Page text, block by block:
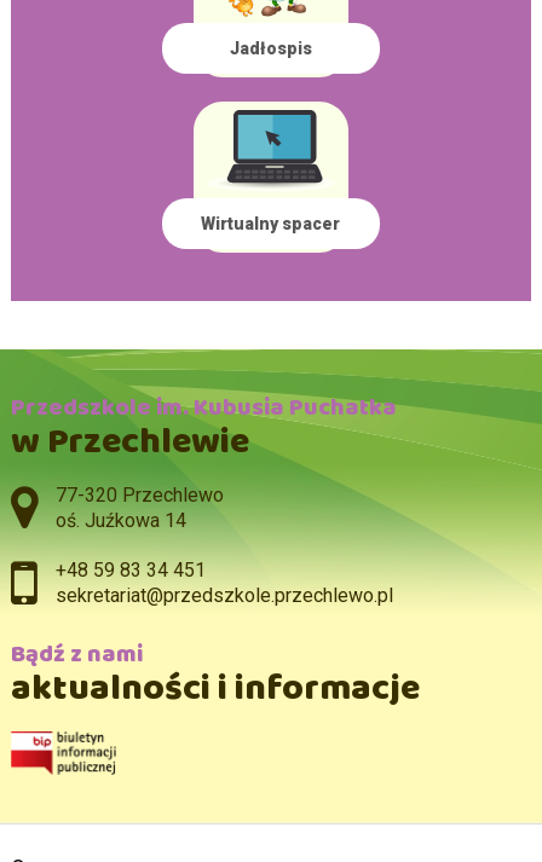
Jadłospis
Wirtualny spacer
Przedszkole im. Kubusia Puchatka
w Przechlewie
Adres pocztowy:
77-320 Przechlewo
oś. Juźkowa 14
+48 59 83 34 451
sekretariat@przedszkole.przechlewo.pl
Bądź z nami
aktualności i informacje